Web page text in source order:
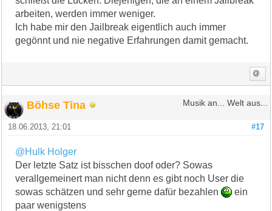
arbeiten, werden immer weniger.
Ich habe mir den Jailbreak eigentlich auch immer
gegönnt und nie negative Erfahrungen damit gemacht.
Böhse Tina Musik an... Welt aus...
#17
18.06.2013, 21:01
@Hulk Holger
Der letzte Satz ist bisschen doof oder? Sowas
verallgemeinert man nicht denn es gibt noch User die
sowas schätzen und sehr gerne dafür bezahlen
ein
paar wenigstens